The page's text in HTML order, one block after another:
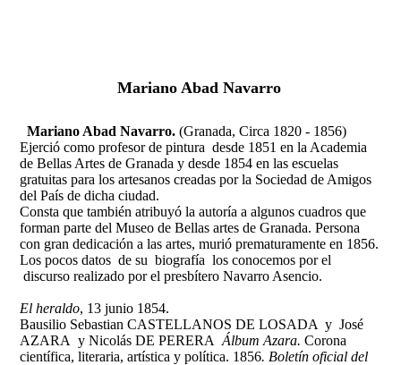
Mariano Abad Navarro
Mariano Abad Navarro.(Granada, Circa 1820 - 1856)
Ejerció como profesor de pintura desde 1851 en la Academia
de Bellas Artes de Granada y desde 1854 en las escuelas
gratuitas para los artesanos creadas por la Sociedad de Amigos
del País de dicha ciudad.
Consta que también atribuyó la autoría a algunos cuadros que
forman parte del Museo de Bellas artes de Granada. Persona
con gran dedicación a las artes, murió prematuramente en 1856.
Los pocos datos de su biografía los conocemos por el
discurso realizado por el presbítero Navarro Asencio.
El heraldo, 13 junio 1854.
Bausilio Sebastian CASTELLANOS DE LOSADA y José
AZARA y Nicolás DE PERERAÁlbum Azara. Corona
científica, literaria, artística y política. 1856. Boletín oficial del